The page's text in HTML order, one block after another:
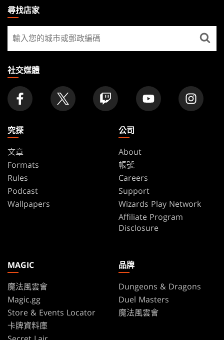
THE
GATHERING
FOOTER
尋找店家
尋
找
家
社交媒體
究探
文章
Formats
Rules
Podcast
Wallpapers
公司
About
帳號
Careers
Support
Wizards Play Network
Affiliate Program
Disclosure
MAGIC
魔法風雲會
Magic.gg
Store & Events Locator
卡牌資料庫
品牌
Dungeons & Dragons
Duel Masters
魔法風雲會